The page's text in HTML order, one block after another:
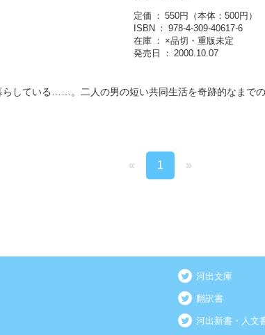
定価
550円（本体：500円）
ISBN
978-4-309-40617-6
在庫
×品切・重版未定
発売日
2000.10.07
している……。二人の男の短い共同生活を奇跡的なまで
« 1 »
河出文庫
翻訳書
河出新書・人文